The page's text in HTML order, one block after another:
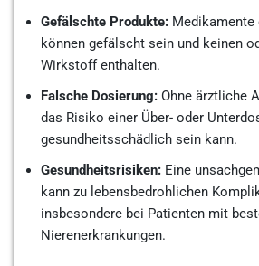
Gefälschte Produkte: Medikamente
können gefälscht sein und keinen
Wirkstoff enthalten.
Falsche Dosierung: Ohne ärztliche
das Risiko einer Über- oder
gesundheitsschädlich sein kann.
Gesundheitsrisiken: Eine
kann zu lebensbedrohlichen
insbesondere bei Patienten mit
Nierenerkrankungen.